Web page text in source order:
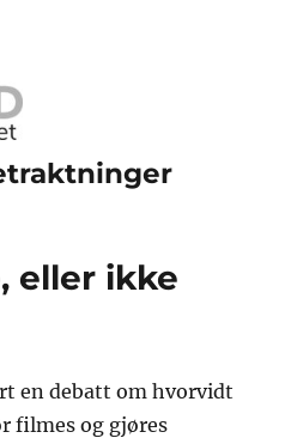
eller ikke
en debatt om hvorvidt
filmes og gjøres